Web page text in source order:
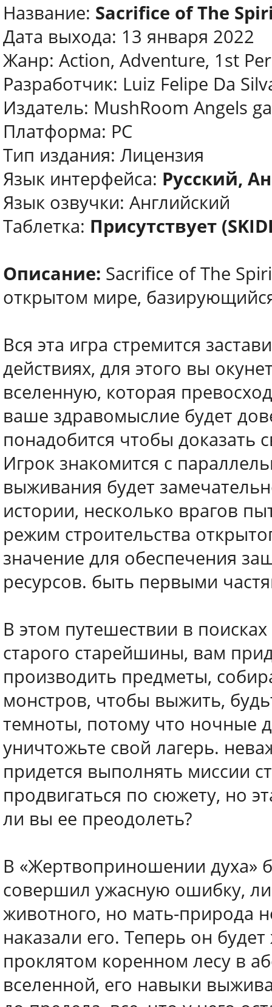
Название: Sacrifice of The
Дата выхода: 13 января 2022
Жанр: Action, Adventure, 1st
Разработчик: Luiz Felipe Da
Издатель: MushRoom Angels
Платформа: PC
Тип издания: Лицензия
Язык интерфейса: Русский,
Язык озвучки: Английский
Таблетка: Присутствует
Описание: Sacrifice of The
открытом мире,
Вся эта игра стремится
действиях, для этого вы
вселенную, которая
ваше здравомыслие будет
понадобится чтобы доказать
Игрок знакомится с
выживания будет
истории, несколько врагов
режим строительства
значение для обеспечения
ресурсов. быть первыми
В этом путешествии в
старого старейшины, вам
производить предметы,
монстров, чтобы выжить,
темноты, потому что ночные
уничтожьте свой лагерь.
придется выполнять миссии
продвигаться по сюжету, но
ли вы ее преодолеть?
В «Жертвоприношении духа»
совершил ужасную ошибку,
животного, но мать-природа
наказали его. Теперь он
проклятом коренном лесу в
вселенной, его навыки